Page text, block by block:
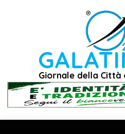
Giornale della Città